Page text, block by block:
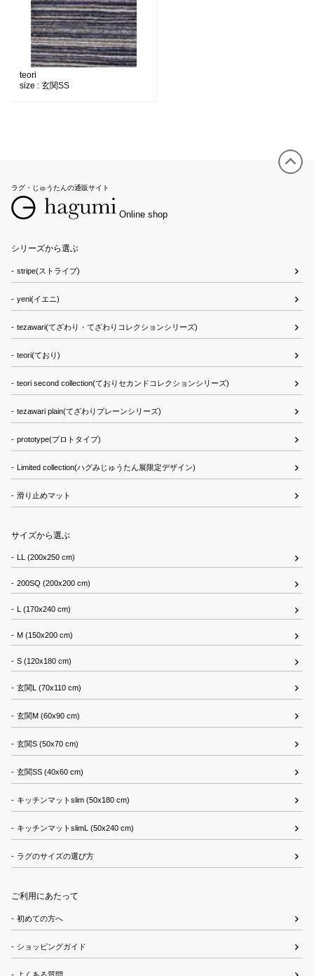
teori
size : 玄関SS
ラグ・じゅうたんの通販サイト
Online shop
シリーズから選ぶ
stripe(ストライプ)
yeni(イエニ)
tezawari(てざわり・てざわりコレクションシリーズ)
teori(ており)
teori second collection(ておりセカンドコレクションシリーズ)
tezawari plain(てざわりプレーンシリーズ)
prototype(プロトタイプ)
Limited collection(ハグみじゅうたん展限定デザイン)
滑り止めマット
サイズから選ぶ
LL (200x250 cm)
200SQ (200x200 cm)
L (170x240 cm)
M (150x200 cm)
S (120x180 cm)
玄関L (70x110 cm)
玄関M (60x90 cm)
玄関S (50x70 cm)
玄関SS (40x60 cm)
キッチンマットslim (50x180 cm)
キッチンマットslimL (50x240 cm)
ラグのサイズの選び方
ご利用にあたって
初めての方へ
ショッピングガイド